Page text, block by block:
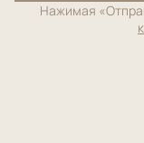
Нажимая